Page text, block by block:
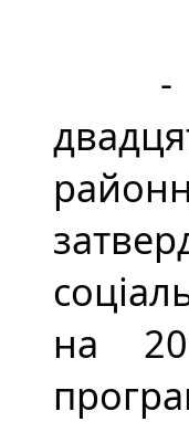
-
на